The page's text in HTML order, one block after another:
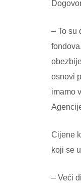
– To su
osnovi
imamo
Cijene
koji se
– Veći